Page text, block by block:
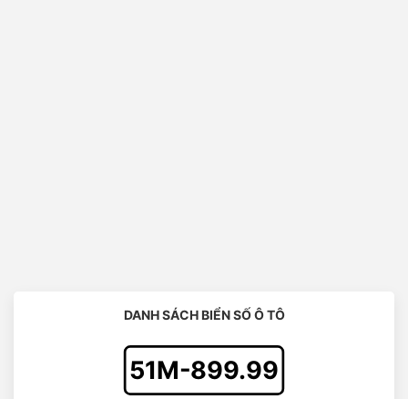
DANH SÁCH BIỂN SỐ Ô TÔ
51M-899.99